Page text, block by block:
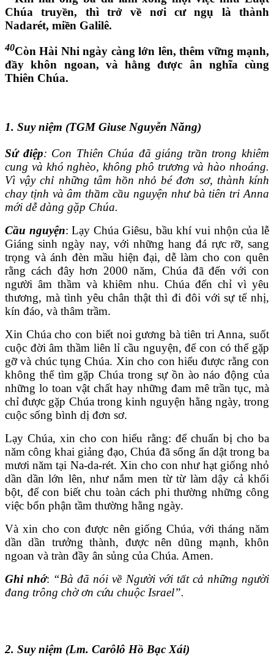
Chúa truyền, thì trở về nơi cư ngụ là thành
Nadarét, miền Galilê.
40Còn Hài Nhi ngày càng lớn lên, thêm vững mạnh,
đầy khôn ngoan, và hằng được ân nghĩa cùng
Thiên Chúa.
1. Suy niệm (TGM Giuse Nguyễn Năng)
Sứ điệp: Con Thiên Chúa đã giáng trần trong khiêm
cung và khó nghèo, không phô trương và hào nhoáng.
Vì vậy chỉ những tâm hồn nhỏ bé đơn sơ, thành kính
chay tịnh và âm thầm cầu nguyện như bà tiên tri Anna
mới dễ dàng gặp Chúa.
Cầu nguyện: Lạy Chúa Giêsu, bầu khí vui nhộn của lễ
Giáng sinh ngày nay, với những hang đá rực rỡ, sang
trọng và ánh đèn mầu hiện đại, dễ làm cho con quên
rằng cách đây hơn 2000 năm, Chúa đã đến với con
người âm thầm và khiêm nhu. Chúa đến chỉ vì yêu
thương, mà tình yêu chân thật thì đi đôi với sự tế nhị,
kín đáo, và thâm trầm.
Xin Chúa cho con biết noi gương bà tiên tri Anna, suốt
cuộc đời âm thầm liên lỉ cầu nguyện, để con có thể gặp
gỡ và chúc tụng Chúa. Xin cho con hiểu được rằng con
không thể tìm gặp Chúa trong sự ồn ào náo động của
những lo toan vật chất hay những đam mê trần tục, mà
chỉ được gặp Chúa trong kinh nguyện hằng ngày, trong
cuộc sống bình dị đơn sơ.
Lạy Chúa, xin cho con hiểu rằng: để chuẩn bị cho ba
năm công khai giảng đạo, Chúa đã sống ẩn dật trong ba
mươi năm tại Na-da-rét. Xin cho con như hạt giống nhỏ
dần dần lớn lên, như nắm men từ từ làm dậy cả khối
bột, để con biết chu toàn cách phi thường những công
việc bổn phận tầm thường hằng ngày.
Và xin cho con được nên giống Chúa, với tháng năm
dần dần trưởng thành, được nên dũng mạnh, khôn
ngoan và tràn đầy ân sủng của Chúa. Amen.
Ghi nhớ: “Bà đã nói về Người với tất cả những người
đang trông chờ ơn cứu chuộc Israel”.
2. Suy niệm (Lm. Carôlô Hồ Bạc Xái)